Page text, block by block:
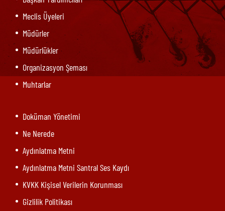
Meclis Üyeleri
Müdürler
Müdürlükler
Organizasyon Şeması
Muhtarlar
Doküman Yönetimi
Ne Nerede
Aydınlatma Metni
Aydınlatma Metni Santral Ses Kaydı
KVKK Kişisel Verilerin Korunması
Gizlilik Politikası